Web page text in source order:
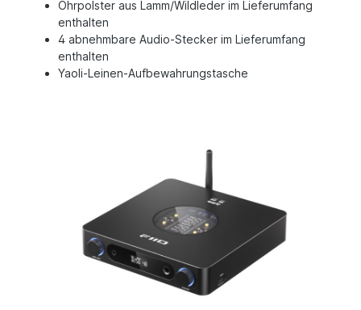
Ohrpolster aus Lamm/Wildleder im Lieferumfang
enthalten
4 abnehmbare Audio-Stecker im Lieferumfang
enthalten
Yaoli-Leinen-Aufbewahrungstasche